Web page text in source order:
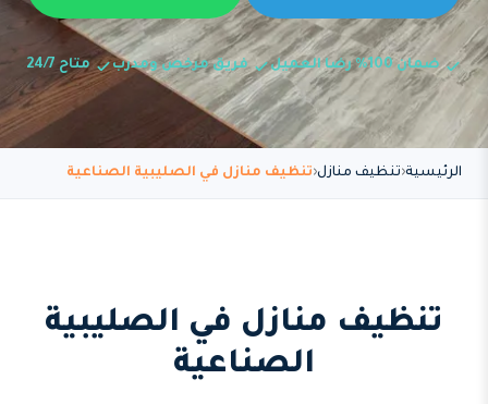
ضمان 100% رضا العميل فريق مرخص ومدرب متاح 24/7
الرئيسية تنظيف منازل تنظيف منازل في الصليبية الصناعية
تنظيف منازل في الصليبية
الصناعية